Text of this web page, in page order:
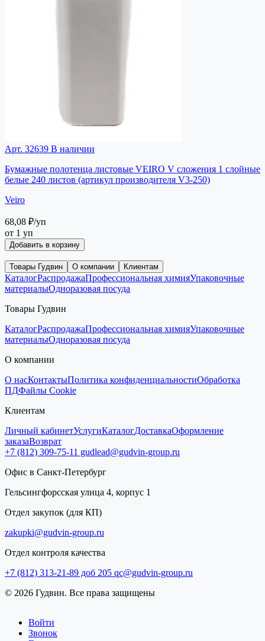
Арт. 32639 В наличии
Бумажные полотенца листовые VEIRO V сложения 1 слойные
белые 240 листов (артикул производителя V3-250)
Veiro
68,08 ₽/уп
от 1 уп
Добавить в корзину
Товары Гудвин О компании Клиентам
КаталогРаспродажаПрофессиональная химияУпаковочные
материалыОдноразовая посуда
Товары Гудвин
КаталогРаспродажаПрофессиональная химияУпаковочные
материалыОдноразовая посуда
О компании
О насКонтактыПолитика конфиденциальностиОбработка
ПДФайлы Cookie
Клиентам
Личный кабинетУслугиКаталогДоставкаОформление
заказаВозврат
+7 (812) 309-75-11 gudlead@gudvin-group.ru
Офис в Санкт-Петербург
Гельсингфорсская улица 4, корпус 1
Отдел закупок (для КП)
zakupki@gudvin-group.ru
Отдел контроля качества
+7 (812) 313-21-89 доб 205 qc@gudvin-group.ru
© 2026 Гудвин. Все права защищены
Войти
Звонок